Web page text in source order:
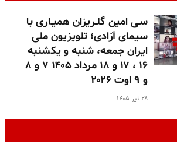
سـی امین گلـریزان همیـاری با
سیمای آزادی؛ تلویزیون ملی
ایران جمعه، شنبه و یکشنبه
۱۶ ، ۱۷ و ۱۸ مرداد ۱۴۰۵ ۷ و ۸
و ۹ اوت ۲۰۲۶
۲۸ تیر ۱۴۰۵